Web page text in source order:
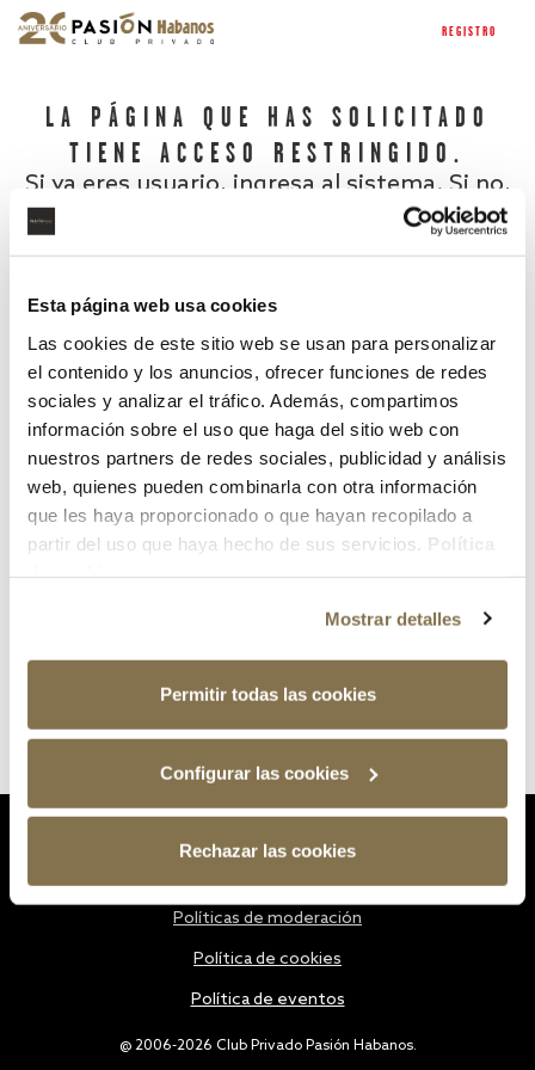
Esta página web usa cookies
Las cookies de este sitio web se usan para personalizar
el contenido y los anuncios, ofrecer funciones de redes
sociales y analizar el tráfico. Además, compartimos
información sobre el uso que haga del sitio web con
nuestros partners de redes sociales, publicidad y análisis
web, quienes pueden combinarla con otra información
que les haya proporcionado o que hayan recopilado a
partir del uso que haya hecho de sus servicios. Política
Mostrar detalles
Permitir todas las cookies
Configurar las cookies
Rechazar las cookies
REGISTRO
LA PÁGINA QUE HAS SOLICITADO
TIENE ACCESO RESTRINGIDO.
Si ya eres usuario, ingresa al sistema. Si no,
¿Has olvidado tu contraseña?
@ 2006-2026 Club Privado Pasión Habanos.
Políticas de moderación
Política de cookies
Política de eventos